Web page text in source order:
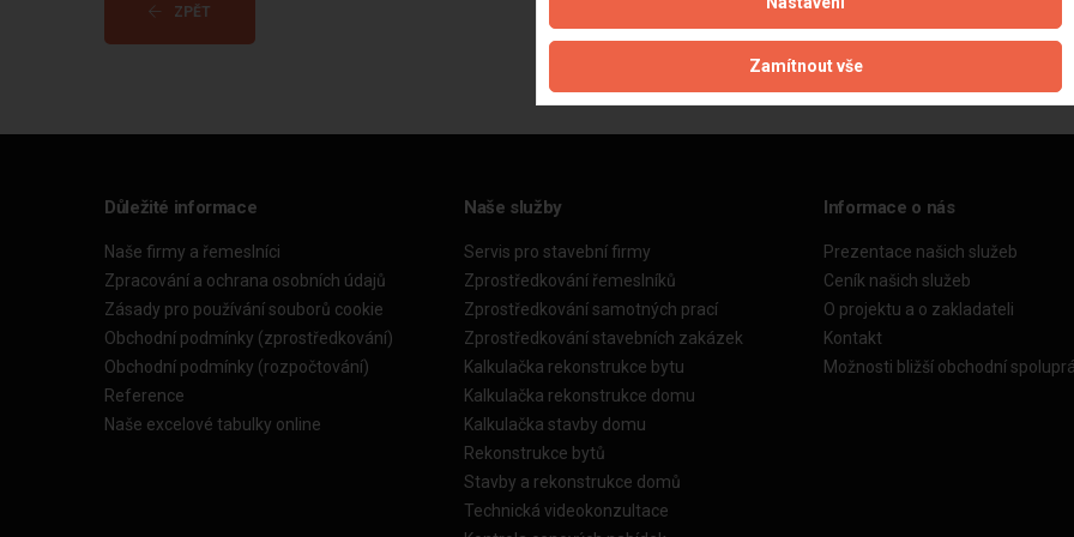
ZPĚT
Důležité informace
Naše firmy a řemeslníci
Zpracování a ochrana osobních údajů
Zásady pro používání souborů cookie
Obchodní podmínky (zprostředkování)
Obchodní podmínky (rozpočtování)
Reference
Naše excelové tabulky online
Naše služby
Servis pro stavební firmy
Zprostředkování řemeslníků
Zprostředkování samotných prací
Zprostředkování stavebních zakázek
Kalkulačka rekonstrukce bytu
Kalkulačka rekonstrukce domu
Kalkulačka stavby domu
Rekonstrukce bytů
Stavby a rekonstrukce domů
Technická videokonzultace
Informace o nás
Prezentace našich služeb
Ceník našich služeb
O projektu a o zakladateli
Kontakt
Možnosti bližší obchodní
Zamítnout vše